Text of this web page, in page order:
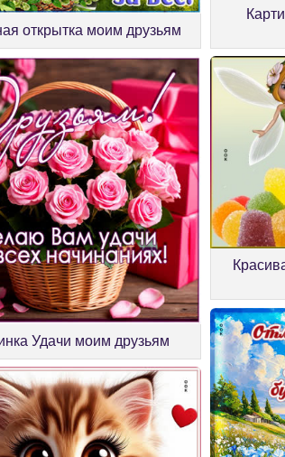
открытка моим друзьям
Удачи моим друзьям